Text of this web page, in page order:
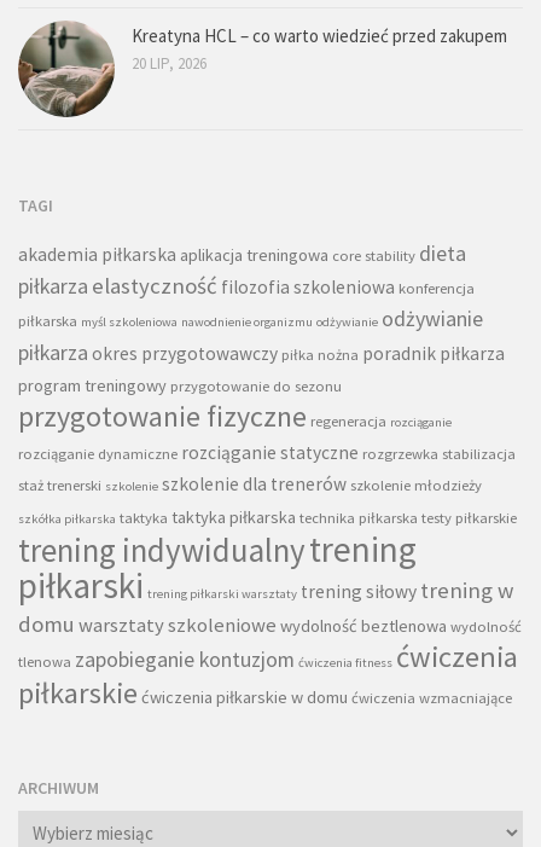
Kreatyna HCL – co warto wiedzieć przed zakupem
20 LIP, 2026
TAGI
akademia piłkarska aplikacja treningowa core stability dieta
piłkarza elastyczność filozofia szkoleniowa konferencja
piłkarska myśl szkoleniowa nawodnienie organizmu odżywianie odżywianie
piłkarza okres przygotowawczy piłka nożna poradnik piłkarza
program treningowy przygotowanie do sezonu
przygotowanie fizyczne regeneracja rozciąganie
rozciąganie dynamiczne rozciąganie statyczne rozgrzewka stabilizacja
staż trenerski szkolenie szkolenie dla trenerów szkolenie młodzieży
szkółka piłkarska taktyka taktyka piłkarska technika piłkarska testy piłkarskie
trening indywidualnytrening
piłkarski trening piłkarski warsztaty trening siłowy trening w
domu warsztaty szkoleniowe wydolność beztlenowa wydolność
tlenowa zapobieganie kontuzjom ćwiczenia fitness ćwiczenia
piłkarskie ćwiczenia piłkarskie w domu ćwiczenia wzmacniające
ARCHIWUM
Archiwum